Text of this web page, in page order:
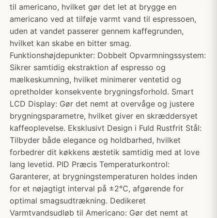
til americano, hvilket gør det let at brygge en
americano ved at tilføje varmt vand til espressoen,
uden at vandet passerer gennem kaffegrunden,
hvilket kan skabe en bitter smag.
Funktionshøjdepunkter: Dobbelt Opvarmningssystem:
Sikrer samtidig ekstraktion af espresso og
mælkeskumning, hvilket minimerer ventetid og
opretholder konsekvente brygningsforhold. Smart
LCD Display: Gør det nemt at overvåge og justere
brygningsparametre, hvilket giver en skræddersyet
kaffeoplevelse. Eksklusivt Design i Fuld Rustfrit Stål:
Tilbyder både elegance og holdbarhed, hvilket
forbedrer dit køkkens æstetik samtidig med at love
lang levetid. PID Præcis Temperaturkontrol:
Garanterer, at brygningstemperaturen holdes inden
for et nøjagtigt interval på ±2℃, afgørende for
optimal smagsudtrækning. Dedikeret
Varmtvandsudløb til Americano: Gør det nemt at